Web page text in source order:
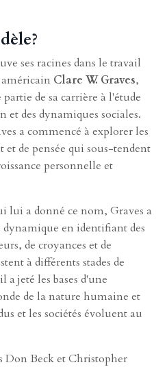
ses racines dans le travail
Clare W. Graves,
de sa carrière à l'étude
des dynamiques sociales.
a commencé à explorer les
et de pensée qui sous-tendent
personnelle et
lui a donné ce nom, Graves a
dynamique en identifiant des
de croyances et de
à différents stades de
a jeté les bases d'une
de la nature humaine et
et les sociétés évoluent au
Don Beck et Christopher